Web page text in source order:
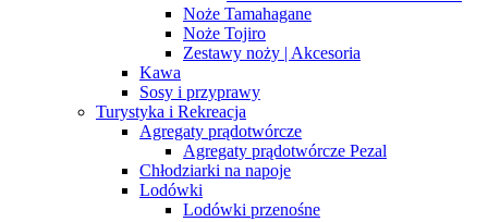
Noże Tamahagane
Noże Tojiro
Zestawy noży | Akcesoria
Kawa
Sosy i przyprawy
Turystyka i Rekreacja
Agregaty prądotwórcze
Agregaty prądotwórcze Pezal
Chłodziarki na napoje
Lodówki
Lodówki przenośne